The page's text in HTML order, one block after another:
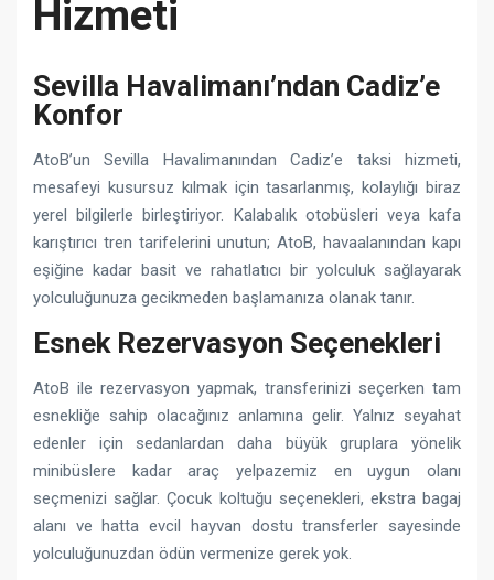
Hizmeti
Sevilla Havalimanı’ndan Cadiz’e
Konfor
AtoB’un Sevilla Havalimanından Cadiz’e taksi hizmeti,
mesafeyi kusursuz kılmak için tasarlanmış, kolaylığı biraz
yerel bilgilerle birleştiriyor. Kalabalık otobüsleri veya kafa
karıştırıcı tren tarifelerini unutun; AtoB, havaalanından kapı
eşiğine kadar basit ve rahatlatıcı bir yolculuk sağlayarak
yolculuğunuza gecikmeden başlamanıza olanak tanır.
Esnek Rezervasyon Seçenekleri
AtoB ile rezervasyon yapmak, transferinizi seçerken tam
esnekliğe sahip olacağınız anlamına gelir. Yalnız seyahat
edenler için sedanlardan daha büyük gruplara yönelik
minibüslere kadar araç yelpazemiz en uygun olanı
seçmenizi sağlar. Çocuk koltuğu seçenekleri, ekstra bagaj
alanı ve hatta evcil hayvan dostu transferler sayesinde
yolculuğunuzdan ödün vermenize gerek yok.